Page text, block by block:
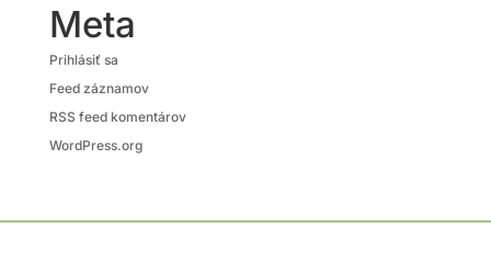
Meta
Prihlásiť sa
Feed záznamov
RSS feed komentárov
WordPress.org